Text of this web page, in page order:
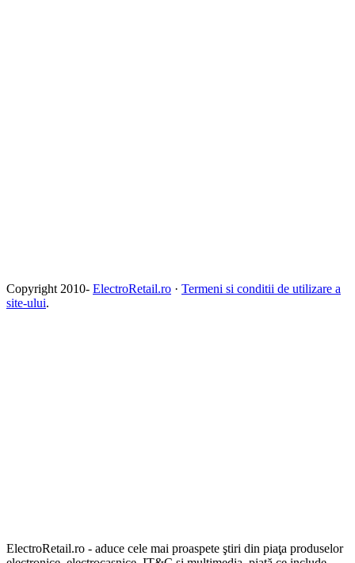
Copyright 2010- ElectroRetail.ro · Termeni si conditii de utilizare a
site-ului.
ElectroRetail.ro - aduce cele mai proaspete ştiri din piaţa produselor